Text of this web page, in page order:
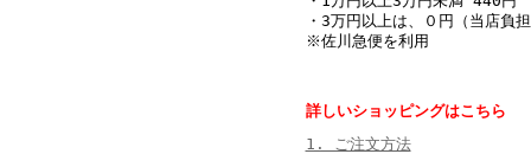
・3万円以上は、０円（当店負
※佐川急便を利用
詳しいショッピングはこちら
1. ご注文方法